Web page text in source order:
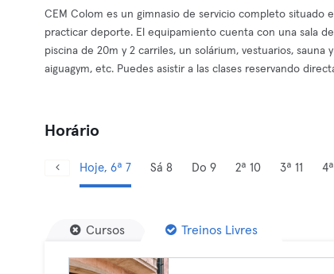
CEM Colom es un gimnasio de servicio completo situado
practicar deporte. El equipamiento cuenta con una sala
piscina de 20m y 2 carriles, un solárium, vestuarios,
aiguagym, etc. Puedes asistir a las clases reservando
Horário
Hoje, 6ª 7 Sá 8 Do 9 2ª 10 3ª 11
Cursos Treinos Livres